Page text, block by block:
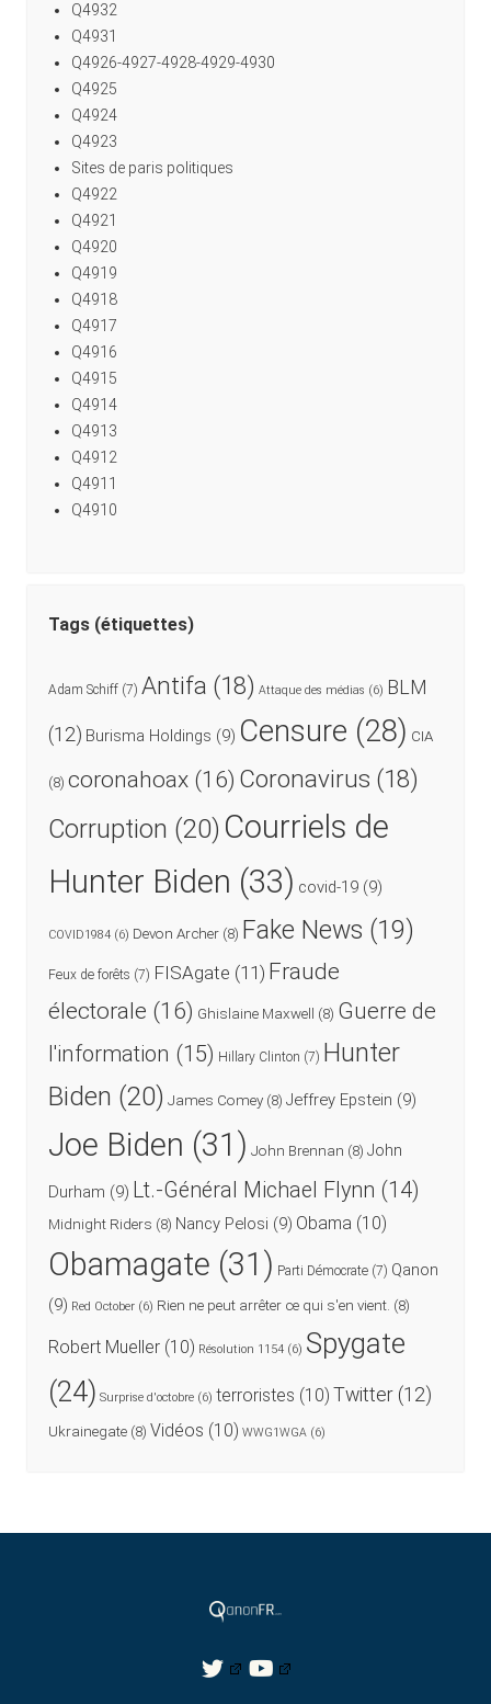
Q4932
Q4931
Q4926-4927-4928-4929-4930
Q4925
Q4924
Q4923
Sites de paris politiques
Q4922
Q4921
Q4920
Q4919
Q4918
Q4917
Q4916
Q4915
Q4914
Q4913
Q4912
Q4911
Q4910
Tags (étiquettes)
Adam Schiff(7) Antifa (18) Attaque des médias (6) BLM
(12) Burisma Holdings (9) Censure (28) CIA
(8) coronahoax(16) Coronavirus (18)
Corruption (20) Courriels de
Hunter Biden (33) covid-19(9)
COVID1984(6) Devon Archer(8) Fake News (19)
Feux de forêts (7) FISAgate (11) Fraude
électorale (16) Ghislaine Maxwell (8) Guerre de
l'information (15) Hillary Clinton (7) Hunter
Biden (20) James Comey(8) Jeffrey Epstein (9)
Joe Biden (31) John Brennan (8) John
Durham (9) Lt.-Général Michael Flynn (14)
Midnight Riders (8) Nancy Pelosi (9) Obama (10)
Obamagate (31) Parti Démocrate(7) Qanon
(9) Red October(6) Rien ne peut arrêter ce qui s'en vient. (8)
Robert Mueller(10) Résolution 1154(6) Spygate
(24) Surprise d'octobre(6) terroristes (10) Twitter(12)
Ukrainegate(8) Vidéos (10) WWG1WGA(6)